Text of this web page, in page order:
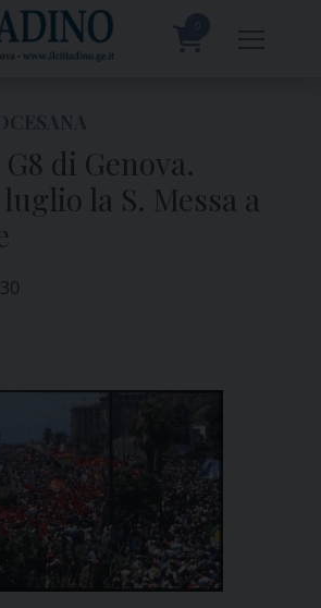
di Genova.
la S. Messa a